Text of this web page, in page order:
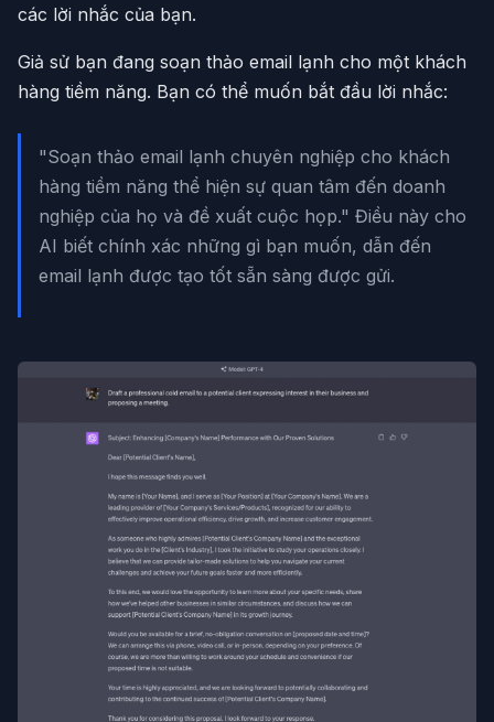
các lời nhắc của bạn.
Giả sử bạn đang soạn thảo email lạnh cho một khách
hàng tiềm năng. Bạn có thể muốn bắt đầu lời nhắc:
"Soạn thảo email lạnh chuyên nghiệp cho khách
hàng tiềm năng thể hiện sự quan tâm đến doanh
nghiệp của họ và đề xuất cuộc họp." Điều này cho
AI biết chính xác những gì bạn muốn, dẫn đến
email lạnh được tạo tốt sẵn sàng được gửi.